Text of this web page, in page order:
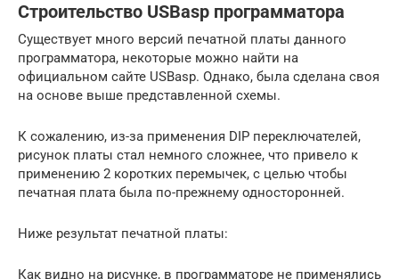
Строительство USBasp программатора
Существует много версий печатной платы данного
программатора, некоторые можно найти на
официальном сайте USBasp. Однако, была сделана своя
на основе выше представленной схемы.
К сожалению, из-за применения DIP переключателей,
рисунок платы стал немного сложнее, что привело к
применению 2 коротких перемычек, с целью чтобы
печатная плата была по-прежнему односторонней.
Ниже результат печатной платы:
Как видно на рисунке, в программаторе не применялись